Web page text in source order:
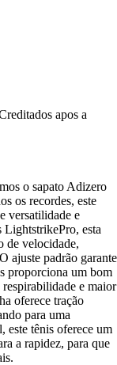
apos a
o sapato Adizero
os recordes, este
versatilidade e
LightstrikePro, esta
de velocidade,
ajuste padrão garante
proporciona um bom
e maior
oferece tração
para uma
este tênis oferece um
a rapidez, para que